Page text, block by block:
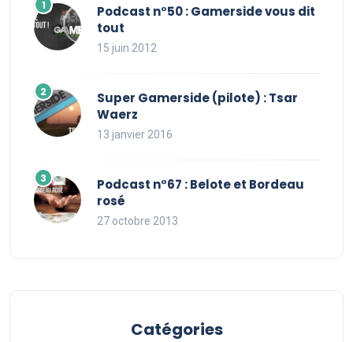
Podcast n°50 : Gamerside vous dit
tout
15 juin 2012
Super Gamerside (pilote) : Tsar
Waerz
13 janvier 2016
Podcast n°67 : Belote et Bordeau
rosé
27 octobre 2013
Catégories